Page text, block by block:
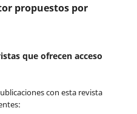
propuestos por
que ofrecen acceso
con esta revista